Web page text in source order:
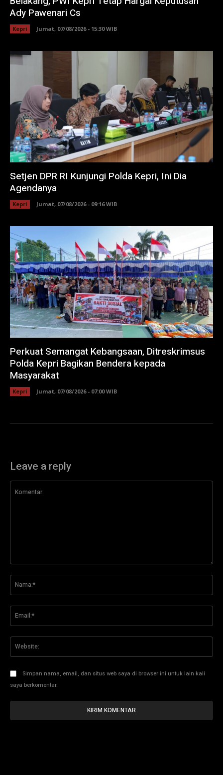
Ady Pawenari Cs
Kepri Jumat, 07/08/2026 - 15:30 WIB
Setjen DPR RI Kunjungi Polda Kepri, Ini Dia
Agendanya
Kepri Jumat, 07/08/2026 - 09:16 WIB
Perkuat Semangat Kebangsaan, Ditreskrimsus
Polda Kepri Bagikan Bendera kepada
Masyarakat
Kepri Jumat, 07/08/2026 - 07:00 WIB
Leave a reply
Simpan nama, email, dan situs web saya di browser ini untuk lain kali
saya berkomentar.